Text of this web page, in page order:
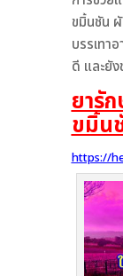
ขมิ้นชัน
บรรเทา
ดี และยั
ยารั
ขมิ้น
https://